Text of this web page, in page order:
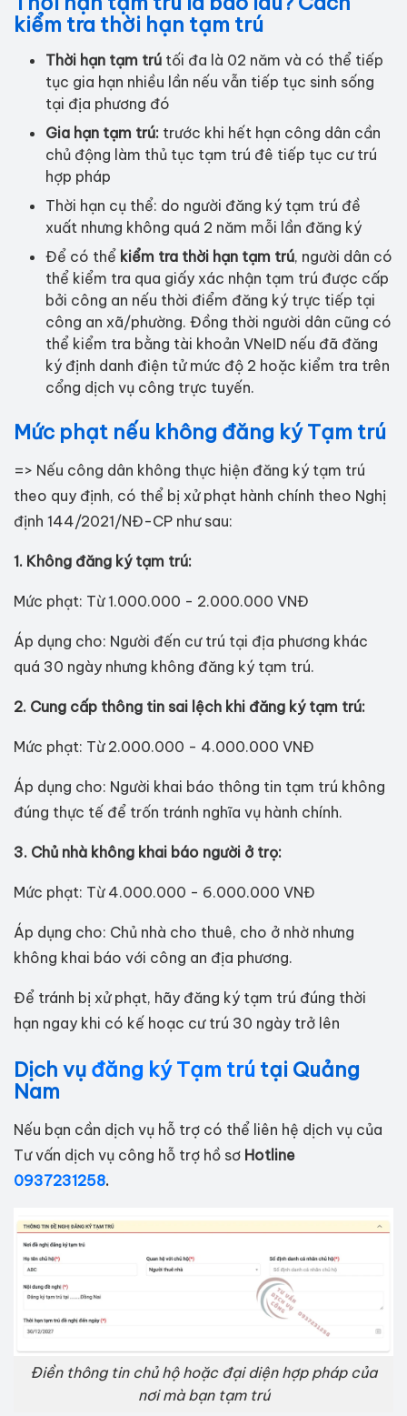
kiểm tra thời hạn tạm trú
Thời hạn tạm trú tối đa là 02 năm và có thể tiếp
tục gia hạn nhiều lần nếu vẫn tiếp tục sinh sống
tại địa phương đó
Gia hạn tạm trú: trước khi hết hạn công dân cần
chủ động làm thủ tục tạm trú đê tiếp tục cư trú
hợp pháp
Thời hạn cụ thể: do người đăng ký tạm trú đề
xuất nhưng không quá 2 năm mỗi lần đăng ký
Để có thể kiểm tra thời hạn tạm trú, người dân có
thể kiểm tra qua giấy xác nhận tạm trú được cấp
bởi công an nếu thời điểm đăng ký trực tiếp tại
công an xã/phường. Đồng thời người dân cũng có
thể kiểm tra bằng tài khoản VNeID nếu đã đăng
ký định danh điện tử mức độ 2 hoặc kiểm tra trên
cổng dịch vụ công trực tuyến.
Mức phạt nếu không đăng ký Tạm trú
=> Nếu công dân không thực hiện đăng ký tạm trú
theo quy định, có thể bị xử phạt hành chính theo Nghị
định 144/2021/NĐ-CP như sau:
1. Không đăng ký tạm trú:
Mức phạt: Từ 1.000.000 - 2.000.000 VNĐ
Áp dụng cho: Người đến cư trú tại địa phương khác
quá 30 ngày nhưng không đăng ký tạm trú.
2. Cung cấp thông tin sai lệch khi đăng ký tạm trú:
Mức phạt: Từ 2.000.000 - 4.000.000 VNĐ
Áp dụng cho: Người khai báo thông tin tạm trú không
đúng thực tế để trốn tránh nghĩa vụ hành chính.
3. Chủ nhà không khai báo người ở trọ:
Mức phạt: Từ 4.000.000 - 6.000.000 VNĐ
Áp dụng cho: Chủ nhà cho thuê, cho ở nhờ nhưng
không khai báo với công an địa phương.
Để tránh bị xử phạt, hãy đăng ký tạm trú đúng thời
hạn ngay khi có kế hoạc cư trú 30 ngày trở lên
Dịch vụ đăng ký Tạm trú tại Quảng
Nam
Nếu bạn cần dịch vụ hỗ trợ có thể liên hệ dịch vụ của
Tư vấn dịch vụ công hỗ trợ hồ sơ Hotline
0937231258.
Điền thông tin chủ hộ hoặc đại diện hợp pháp của
nơi mà bạn tạm trú